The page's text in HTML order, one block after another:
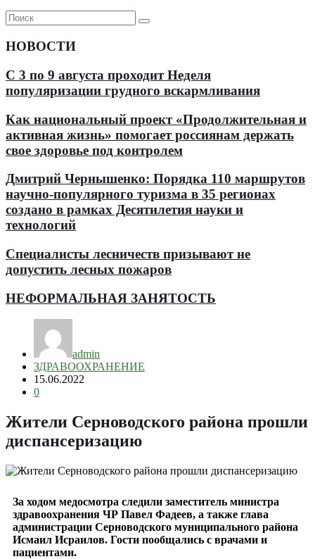
НОВОСТИ
С 3 по 9 августа проходит Неделя
популяризации грудного вскармливания
Как национальный проект «Продолжительная и
активная жизнь» помогает россиянам держать
свое здоровье под контролем
Дмитрий Чернышенко: Порядка 110 маршрутов
научно-популярного туризма в 35 регионах
создано в рамках Десятилетия науки и
технологий
Специалисты лесничеств призывают не
допустить лесных пожаров
НЕФОРМАЛЬНАЯ ЗАНЯТОСТЬ
admin
ЗДРАВООХРАНЕНИЕ
15.06.2022
0
Жители Серноводского района прошли
диспансеризацию
За ходом медосмотра следили заместитель министра
здравоохранения ЧР Павел Фадеев, а также глава
администрации Серноводского муниципального района
Исмаил Исраилов. Гости пообщались с врачами и
пациентами.